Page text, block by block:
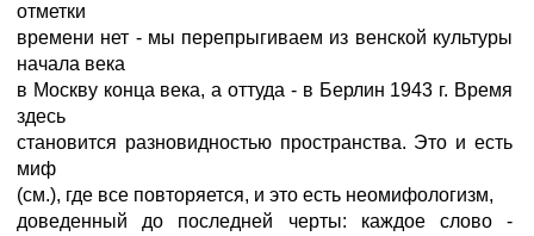
отметки
времени нет - мы перепрыгиваем из венской культуры
начала века
в Москву конца века, а оттуда - в Берлин 1943 г. Время
здесь
становится разновидностью пространства. Это и есть
миф
(см.), где все повторяется, и это есть неомифологизм,
доведенный до последней черты: каждое слово -